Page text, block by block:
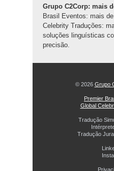
Grupo C2Corp: mais
Brasil Eventos: mais
Celebrity Traduções:
soluções linguísticas
precisão.
© 2026 Grupo
Premier
Global
Tradução
Tradução